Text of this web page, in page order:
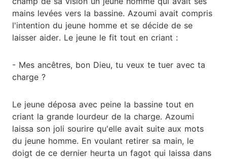
mains levées vers la bassine. Azoumi avait compris
l'intention du jeune homme et se décide de se
laisser aider. Le jeune le fit tout en criant :
- Mes ancêtres, bon Dieu, tu veux te tuer avec ta
charge ?
Le jeune déposa avec peine la bassine tout en
criant la grande lourdeur de la charge. Azoumi
laissa son joli sourire qu'elle avait suite aux mots
du jeune homme. En voulant retirer sa main, le
doigt de ce dernier heurta un fagot qui laissa dans